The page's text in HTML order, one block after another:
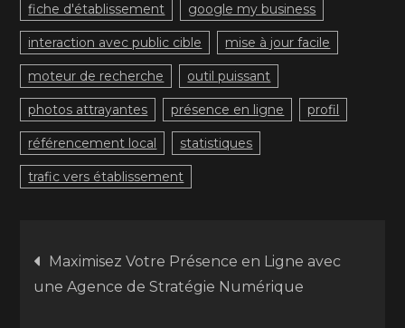
fiche d'établissement google my business
interaction avec public cible mise à jour facile
moteur de recherche outil puissant
photos attrayantes présence en ligne profil
référencement local statistiques
trafic vers établissement
Navigation
de
Maximisez Votre Présence en Ligne avec
une Agence de Stratégie Numérique